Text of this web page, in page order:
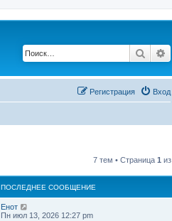
Поиск
Вход
Регистрация
7 тем • Страница 1 из
ПОСЛЕДНЕЕ СООБЩЕНИЕ
Енот
Пн июл 13, 2026 12:27 pm